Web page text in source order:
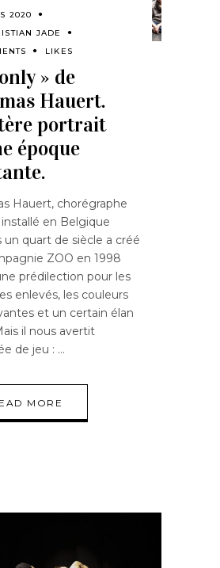
2020
JADE
LIKES
» de
Hauert.
portrait
époque
Hauert, chorégraphe
installé en Belgique
un quart de siècle a créé
ZOO en 1998
prédilection pour les
enlevés, les couleurs
et un certain élan
il nous avertit
de jeu :
MORE